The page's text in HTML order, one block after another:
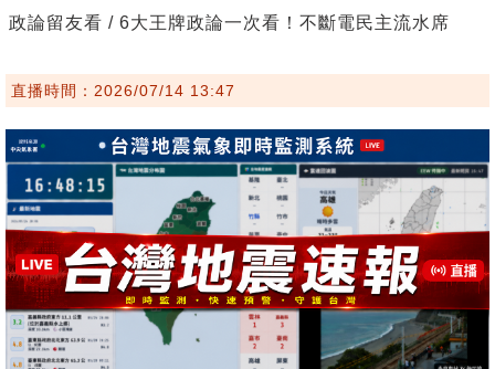
政論留友看 / 6大王牌政論一次看！不斷電民主流水席
直播時間：2026/07/14 13:47